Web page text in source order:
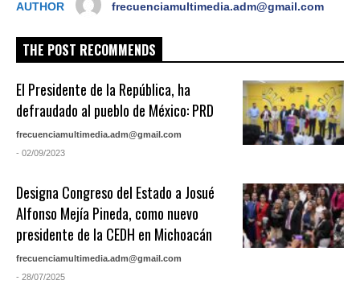
AUTHOR frecuenciamultimedia.adm@gmail.com
THE POST RECOMMENDS
El Presidente de la República, ha
defraudado al pueblo de México: PRD
frecuenciamultimedia.adm@gmail.com
- 02/09/2023
Designa Congreso del Estado a Josué
Alfonso Mejía Pineda, como nuevo
presidente de la CEDH en Michoacán
frecuenciamultimedia.adm@gmail.com
- 28/07/2025